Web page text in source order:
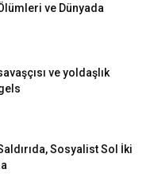
ve Dünyada
ve yoldaşlık
Sosyalist Sol İki